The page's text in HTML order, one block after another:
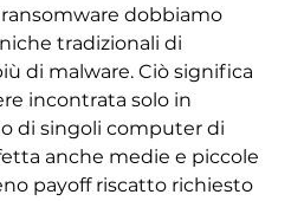
dobbiamo
tradizionali di
di malware. Ciò significa
incontrata solo in
di singoli computer di
anche medie e piccole
payoff riscatto richiesto